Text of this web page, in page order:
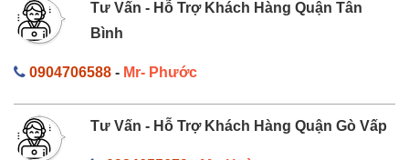
Tư Vấn - Hỗ Trợ Khách Hàng Quận Tân
Bình
0904706588 - Mr- Phước
Tư Vấn - Hỗ Trợ Khách Hàng Quận Gò Vấp